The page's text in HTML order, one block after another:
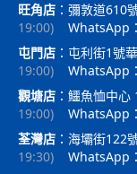
旺角店 ： 彌敦道610
19:00)
WhatsApp
屯門店 ： 屯利街1號
19:00)
WhatsApp
觀塘店 ： 鱷魚恤中心
19:00)
WhatsApp
荃灣店 ： 海壩街122
19:30)
WhatsApp